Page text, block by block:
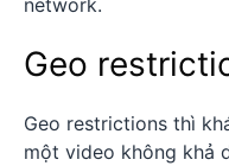
Geo
Geo restrictions thì
một video không khả